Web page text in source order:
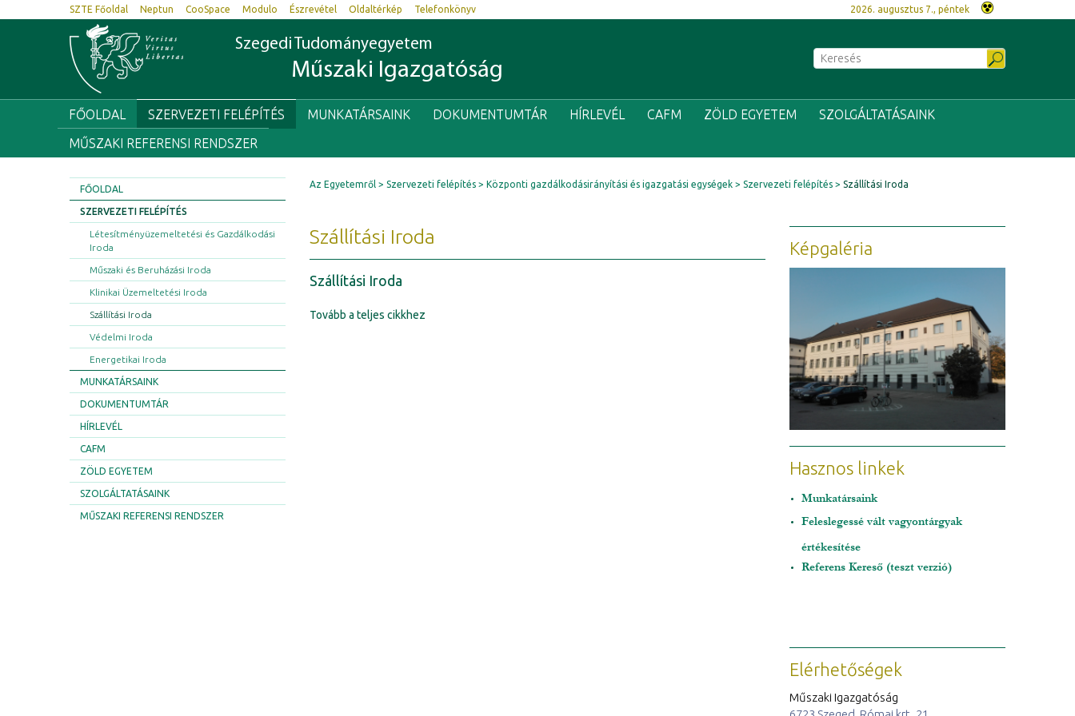
SZTE Főoldal Neptun CooSpace Modulo Észrevétel Oldaltérkép Telefonkönyv 2026. augusztus 7., péntek
Szegedi Tudományegyetem
Műszaki Igazgatóság
FŐOLDAL SZERVEZETI FELÉPÍTÉS MUNKATÁRSAINK DOKUMENTUMTÁR HÍRLEVÉL CAFM ZÖLD EGYETEM
SZOLGÁLTATÁSAINK
MŰSZAKI REFERENSI RENDSZER
FŐOLDAL
SZERVEZETI FELÉPÍTÉS
Létesítményüzemeltetési és Gazdálkodási
Iroda
Műszaki és Beruházási Iroda
Klinikai Üzemeltetési Iroda
Szállítási Iroda
Védelmi Iroda
Energetikai Iroda
MUNKATÁRSAINK
DOKUMENTUMTÁR
HÍRLEVÉL
CAFM
ZÖLD EGYETEM
SZOLGÁLTATÁSAINK
MŰSZAKI REFERENSI RENDSZER
Az Egyetemről Szervezeti felépítés Központi gazdálkodásirányítási és igazgatási egységek Szervezeti felépítés Szállítási Iroda
Szállítási Iroda
Szállítási Iroda
Tovább a teljes cikkhez
Képgaléria
Hasznos linkek
Munkatársaink
Feleslegessé vált vagyontárgyak
értékesítése
Referens Kereső (teszt verzió)
Elérhetőségek
Műszaki Igazgatóság